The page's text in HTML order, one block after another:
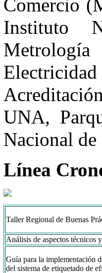
Comercio
Instituto
UNA,
Nacional
Línea
Taller Regional de Buenas
Análisis de aspectos técnicos
Guía para la implementación
del sistema de etiquetado de